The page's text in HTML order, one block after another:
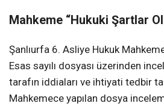
Mahkeme “Hukuki Şartlar
Şanlıurfa 6. Asliye Hukuk
Esas sayılı dosyası üzerinden
tarafın iddiaları ve ihtiyati tedbir
Mahkemece yapılan dosya